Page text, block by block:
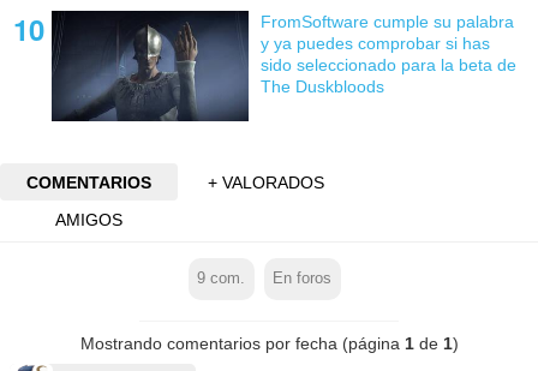
FromSoftware cumple su palabra
y ya puedes comprobar si has
sido seleccionado para la beta de
The Duskbloods
COMENTARIOS
+ VALORADOS
AMIGOS
9 com. En foros
Mostrando comentarios por fecha (página 1de 1)